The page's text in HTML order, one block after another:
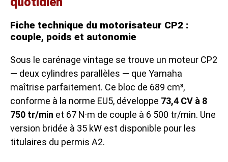
Fiche technique du motorisateur CP2 :
couple, poids et autonomie
Sous le carénage vintage se trouve un moteur CP2
— deux cylindres parallèles — que Yamaha
maîtrise parfaitement. Ce bloc de 689 cm³,
conforme à la norme EU5, développe 73,4 CV à 8
750 tr/min et 67 N·m de couple à 6 500 tr/min. Une
version bridée à 35 kW est disponible pour les
titulaires du permis A2.